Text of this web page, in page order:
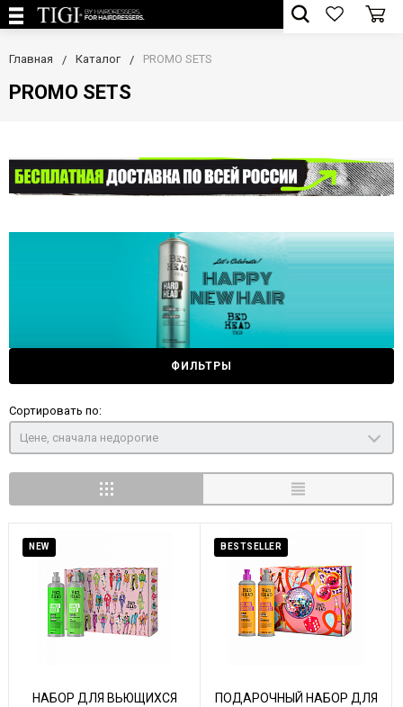
Главная Каталог PROMO SETS
PROMO SETS
ФИЛЬТРЫ
Сортировать по:
Цене, сначала недорогие
NEW
НАБОР ДЛЯ ВЬЮЩИХСЯ
BESTSELLER
ПОДАРОЧНЫЙ НАБОР ДЛЯ